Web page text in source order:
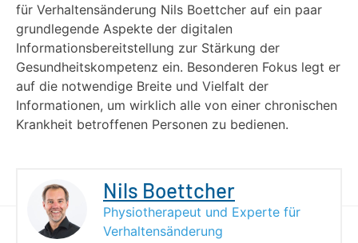
für Verhaltensänderung Nils Boettcher auf ein paar
grundlegende Aspekte der digitalen
Informationsbereitstellung zur Stärkung der
Gesundheitskompetenz ein. Besonderen Fokus legt er
auf die notwendige Breite und Vielfalt der
Informationen, um wirklich alle von einer chronischen
Krankheit betroffenen Personen zu bedienen.
Nils Boettcher
Physiotherapeut und Experte für
Verhaltensänderung